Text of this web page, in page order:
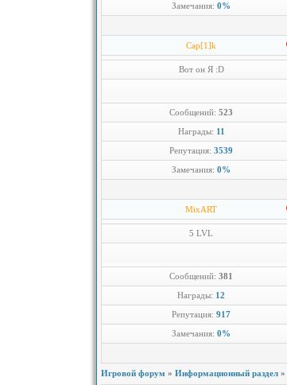
Замечания: 0%
Cap[1]k
Вот он Я :D
Сообщений: 523
Награды: 11
Репутация: 3539
Замечания: 0%
MixART
5 LVL
Сообщений: 381
Награды: 12
Репутация: 917
Замечания: 0%
Игровой форум » Информационный раздел »